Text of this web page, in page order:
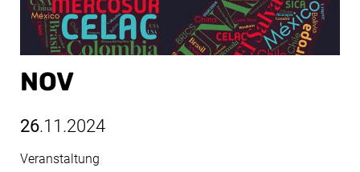
NOV
26.11.2024
Veranstaltung